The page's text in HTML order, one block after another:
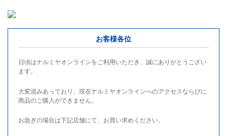
お客様各位
日頃はナルミヤオンラインをご利用いただき、誠にありがとうござい
ます。
大変混みあっており、現在ナルミヤオンラインへのアクセスならびに
商品のご購入ができません。
お急ぎの場合は下記店舗にて、お買い求めください。